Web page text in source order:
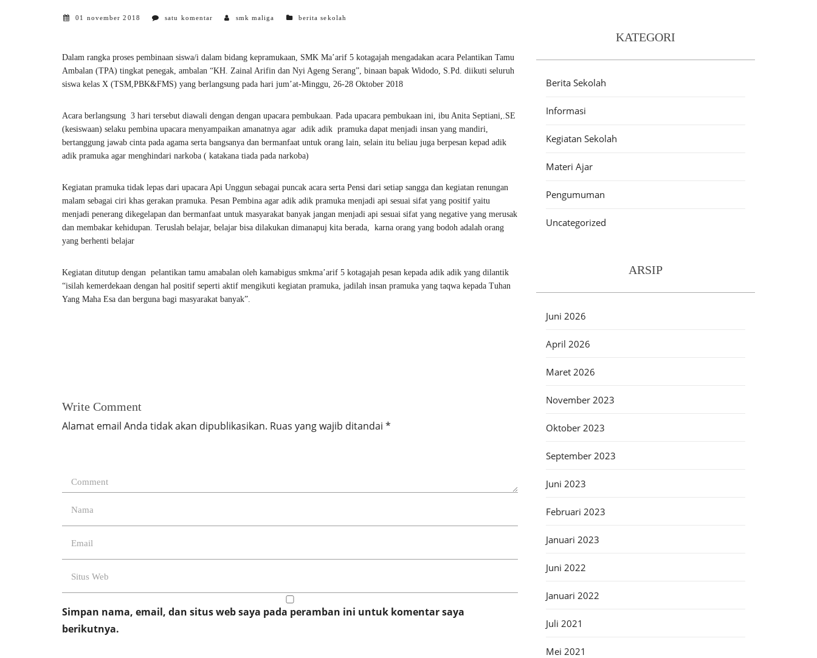
01 november 2018 satu komentar smk maliga categories
berita sekolah
Dalam rangka proses pembinaan siswa/i dalam bidang kepramukaan, SMK Ma’arif 5 kotagajah mengadakan acara Pelantikan Tamu
Ambalan (TPA) tingkat penegak, ambalan “KH. Zainal Arifin dan Nyi Ageng Serang”, binaan bapak Widodo, S.Pd. diikuti seluruh
siswa kelas X (TSM,PBK&FMS) yang berlangsung pada hari jum’at-Minggu, 26-28 Oktober 2018
Acara berlangsung 3 hari tersebut diawali dengan dengan upacara pembukaan. Pada upacara pembukaan ini, ibu Anita Septiani,.SE
(kesiswaan) selaku pembina upacara menyampaikan amanatnya agar adik adik pramuka dapat menjadi insan yang mandiri,
bertanggung jawab cinta pada agama serta bangsanya dan bermanfaat untuk orang lain, selain itu beliau juga berpesan kepad adik
adik pramuka agar menghindari narkoba ( katakana tiada pada narkoba)
Kegiatan pramuka tidak lepas dari upacara Api Unggun sebagai puncak acara serta Pensi dari setiap sangga dan kegiatan renungan
malam sebagai ciri khas gerakan pramuka. Pesan Pembina agar adik adik pramuka menjadi api sesuai sifat yang positif yaitu
menjadi penerang dikegelapan dan bermanfaat untuk masyarakat banyak jangan menjadi api sesuai sifat yang negative yang merusak
dan membakar kehidupan. Teruslah belajar, belajar bisa dilakukan dimanapuj kita berada, karna orang yang bodoh adalah orang
yang berhenti belajar
Kegiatan ditutup dengan pelantikan tamu amabalan oleh kamabigus smkma’arif 5 kotagajah pesan kepada adik adik yang dilantik
“isilah kemerdekaan dengan hal positif seperti aktif mengikuti kegiatan pramuka, jadilah insan pramuka yang taqwa kepada Tuhan
Yang Maha Esa dan berguna bagi masyarakat banyak”.
Write Comment
Alamat email Anda tidak akan dipublikasikan. Ruas yang wajib ditandai *
Simpan nama, email, dan situs web saya pada peramban ini untuk komentar saya
berikutnya.
KATEGORI
Berita Sekolah
Informasi
Kegiatan Sekolah
Materi Ajar
Pengumuman
Uncategorized
ARSIP
Juni 2026
April 2026
Maret 2026
November 2023
Oktober 2023
September 2023
Juni 2023
Februari 2023
Januari 2023
Juni 2022
Januari 2022
Juli 2021
Mei 2021